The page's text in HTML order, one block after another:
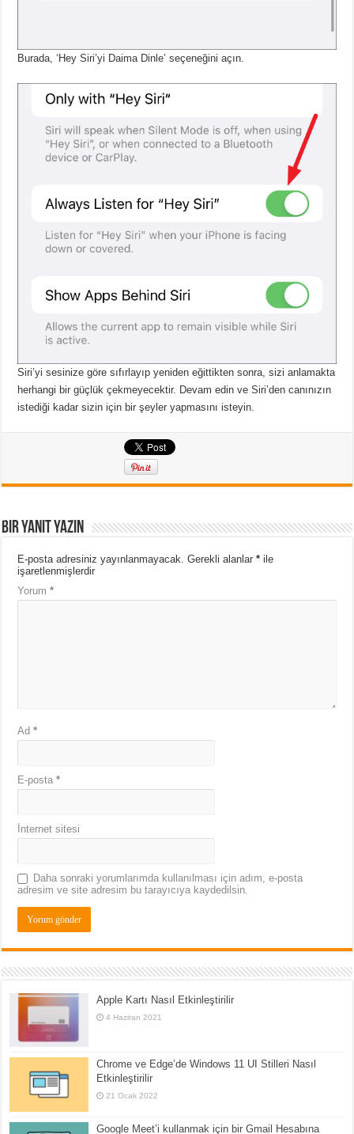
Burada, ‘Hey Siri’yi Daima Dinle’ seçeneğini açın.
Siri’yi sesinize göre sıfırlayıp yeniden eğittikten sonra, sizi anlamakta
herhangi bir güçlük çekmeyecektir. Devam edin ve Siri’den canınızın
istediği kadar sizin için bir şeyler yapmasını isteyin.
Bir yanıt yazın
E-posta adresiniz yayınlanmayacak. Gerekli alanlar* ile
işaretlenmişlerdir
Yorum*
Ad*
E-posta*
İnternet sitesi
Daha sonraki yorumlarımda kullanılması için adım, e-posta
adresim ve site adresim bu tarayıcıya kaydedilsin.
Apple Kartı Nasıl Etkinleştirilir
4 Haziran 2021
Chrome ve Edge’de Windows 11 UI Stilleri Nasıl
Etkinleştirilir
21 Ocak 2022
Google Meet’i kullanmak için bir Gmail Hesabına